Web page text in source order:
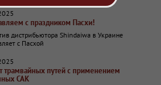
с праздником Пасхи!
дистрибьютора Shindaiwa в Украине
с Пасхой
трамвайных путей с применением
САК